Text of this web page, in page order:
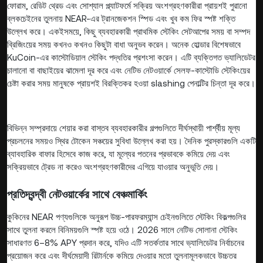
ফোরাম, রেডিট থ্রেড এবং সোশ্যাল প্ল্যাটফর্মে সক্রিয় অংশগ্রহণকারীরা প্রায়শই পুরানো
ব্লকচেইনের তুলনায় NEAR-এর ট্রানজেকশন স্পিড এবং খুব কম ফির স্পষ্ট শক্তি
উল্লেখ করে। একইসময়ে, কিছু ব্যবহারকারী প্রাথমিক স্টেকিং সেটআপের সময় বা সম্পদ
ব্রিজিংয়ের সময় কখনও কখনও কিছুটা বাধা অনুভব করেন। অনেক হোল্ডার বিশেষভাবে
KuCoin-এর কাস্টোডিয়াল স্টেকিং পদ্ধতির প্রশংসা করেন। এটি ব্যক্তিগত ভ্যালিডেটর
চালানো বা বাছাইয়ের ঝামেলা দূর করে এবং নেটিভ নেটওয়ার্কে সেলফ-কাস্টোডি স্টেকিংয়ের
চেষ্টা করার সময় মানুষকে প্রায়শই বিরক্তিকর হওয়া slashing পেনাল্টির চিন্তা দূর করে।
বিভিন্ন সম্প্রদায়ে শেয়ার করা বাস্তব ব্যবহারকারীর গল্পগুলিতে দীর্ঘস্থায়ী পার্শ্বীয় মূল্য
প্রচলনের সময়ও স্থির টোকেন সঞ্চয়ের সুবিধা উল্লেখ করা হয়। দৈনিক পুরস্কারগুলি একটি
ব্যাবহারিক বাফার হিসেবে কাজ করে, যা মূল্যের পতনের প্রভাবকে কমিয়ে দেয় এবং
সক্রিয়ভাবে ট্রেড না করেও অংশগ্রহণকারীদের এগিয়ে যাওয়ার অনুভূতি দেয়।
প্রতিদ্বন্দ্বী নেটওয়ার্কের সাথে বেঞ্চমার্কিং
কুকিনের NEAR পণ্যগুলিকে অনুরূপ উচ্চ-পারফরম্যান্স চেইনগুলিতে স্টেকিং বিকল্পগুলির
সাথে তুলনা করলে বিনিময়গুলি স্পষ্ট হয়ে ওঠে। 2026 সালে নেটিভ সোলানা স্টেকিং
সাধারণত 6–8% APY প্রদান করে, যদিও এটি সতর্কতার সাথে ভ্যালিডেটর নির্বাচনের
প্রয়োজন করে এবং দীর্ঘমেয়াদী রিটার্নকে কমিয়ে দেওয়ার মতো তুলনামূলকভাবে উচ্চতর